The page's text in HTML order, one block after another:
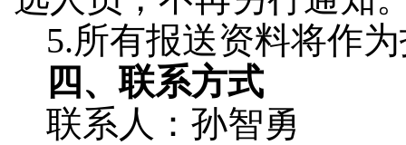
5.所有报送资料将作
四、联系方式
联系人：孙智勇